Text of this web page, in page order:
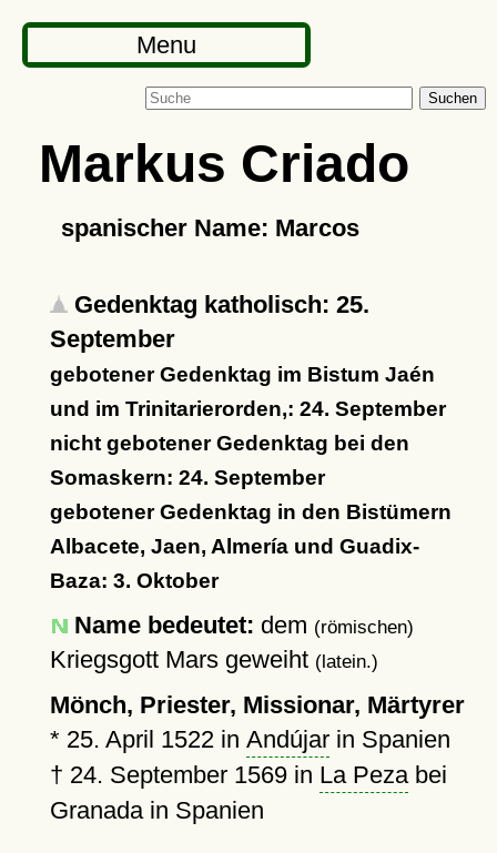
Menu
Suchen
Markus Criado
spanischer Name: Marcos
Gedenktag katholisch: 25.
September
gebotener Gedenktag im Bistum Jaén
und im Trinitarierorden,: 24. September
nicht gebotener Gedenktag bei den
Somaskern: 24. September
gebotener Gedenktag in den Bistümern
Albacete, Jaen, Almería und Guadix-
Baza: 3. Oktober
Name bedeutet: dem (römischen)
Kriegsgott Mars geweiht (latein.)
Mönch, Priester, Missionar, Märtyrer
* 25. April 1522in Andújarin Spanien
† 24. September 1569in La Pezabei
Granada in Spanien